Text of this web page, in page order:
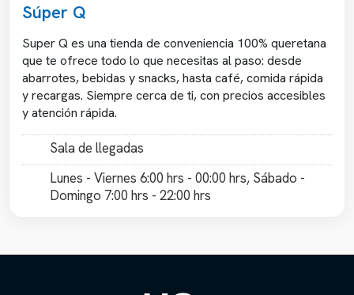
Súper Q
Super Q es una tienda de conveniencia 100% queretana
que te ofrece todo lo que necesitas al paso: desde
abarrotes, bebidas y snacks, hasta café, comida rápida
y recargas. Siempre cerca de ti, con precios accesibles
y atención rápida.
Sala de llegadas
Lunes - Viernes 6:00 hrs - 00:00 hrs, Sábado -
Domingo 7:00 hrs - 22:00 hrs